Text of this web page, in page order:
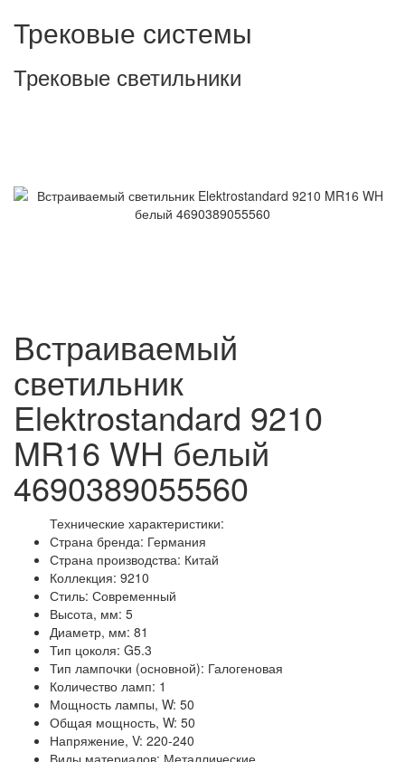
Трековые системы
Трековые светильники
Встраиваемый
светильник
Elektrostandard 9210
MR16 WH белый
4690389055560
Технические характеристики:
Страна бренда: Германия
Страна производства: Китай
Коллекция: 9210
Стиль: Современный
Высота, мм: 5
Диаметр, мм: 81
Тип цоколя: G5.3
Тип лампочки (основной): Галогеновая
Количество ламп: 1
Мощность лампы, W: 50
Общая мощность, W: 50
Напряжение, V: 220-240